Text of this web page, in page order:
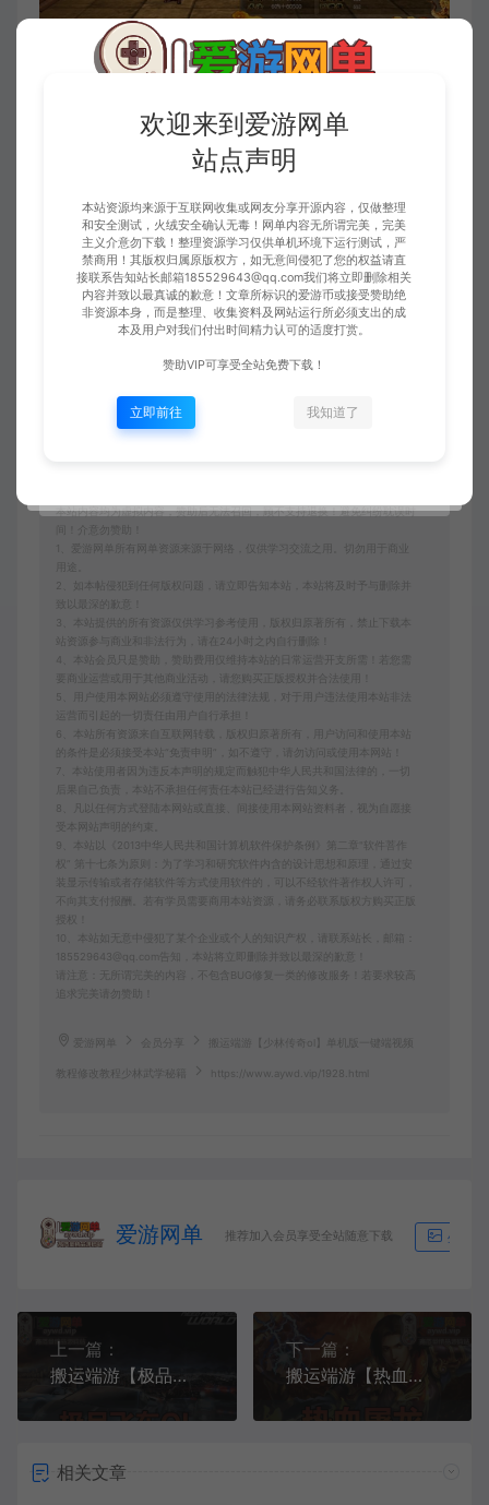
收藏 (1) 点赞 (0)
本站内容均为虚拟内容，赞助后无法召回，顾不支持退换！避免纠纷耽误时
间！介意勿赞助！
1、爱游网单所有网单资源来源于网络，仅供学习交流之用。切勿用于商业
2、如本帖侵犯到任何版权问题，请立即告知本站，本站将及时予与删除并
致以最深的歉意！
3、本站提供的所有资源仅供学习参考使用，版权归原著所有，禁止下载本
站资源参与商业和非法行为，请在24小时之内自行删除！
4、本站会员只是赞助，赞助费用仅维持本站的日常运营开支所需！若您需
要商业运营或用于其他商业活动，请您购买正版授权并合法使用！
5、用户使用本网站必须遵守使用的法律法规，对于用户违法使用本站非法
6、本站所有资源来自互联网转载，版权归原著所有，用户访问和使用本站
的条件是必须接受本站“免责申明”，如不遵守，请勿访问或使用本网站！
7、本站使用者因为违反本声明的规定而触犯中华人民共和国法律的，一切
后果自己负责，本站不承担任何责任本站已经进行告知义务。
8、凡以任何方式登陆本网站或直接、间接使用本网站资料者，视为自愿接
受本网站声明的约束。
9、本站以《2013中华人民共和国计算机软件保护条例》第二章"软件菩作
权” 第十七条为原则：为了学习和研究软件内含的设计思想和原理，通过安
装显示传输或者存储软件等方式使用软件的，可以不经软件著作权人许可，
不向其支付报酬。若有学员需要商用本站资源，请务必联系版权方购买正版
10、本站如无意中侵犯了某个企业或个人的知识产权，请联系站长，邮箱：
185529643@qq.com告知，本站将立即删除并致以最深的歉意！
请注意：无所谓完美的内容，不包含BUG修复一类的修改服务！若要求较高
追求完美请勿赞助！
爱游网单 搬运端游【少林传奇ol】单机版一键端视频
教程修改教程少林武学秘籍 https://www.aywd.vip/1928.html
爱游网单 推荐加入会员享受全站随意下载 生成海
上一篇：
搬运端游【极品飞车OL】一键服务端+客户端+网关+视频教程
下一篇：
搬运端游【热血屠龙】三端传奇VM一键服务端+手工端+授权后台+微端+配套教程
相关文章
欢迎来到爱游网单
站点声明
本站资源均来源于互联网收集或网友分享开源内容，仅做整理
和安全测试，火绒安全确认无毒！网单内容无所谓完美，完美
主义介意勿下载！整理资源学习仅供单机环境下运行测试，严
禁商用！其版权归属原版权方，如无意间侵犯了您的权益请直
接联系告知站长邮箱185529643@qq.com我们将立即删除相关
内容并致以最真诚的歉意！文章所标识的爱游币或接受赞助绝
非资源本身，而是整理、收集资料及网站运行所必须支出的成
本及用户对我们付出时间精力认可的适度打赏。
赞助VIP可享受全站免费下载！
立即前往 我知道了